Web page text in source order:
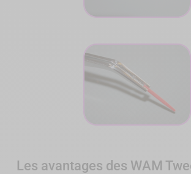
Les avantages des WAM